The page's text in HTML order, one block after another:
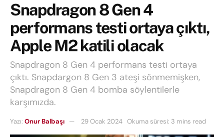
Snapdragon 8 Gen 4
performans testi ortaya çıktı,
Apple M2 katili olacak
Snapdragon 8 Gen 4 performans testi ortaya
çıktı. Snapdargon 8 Gen 3 ateşi sönmemişken,
Snapdragon 8 Gen 4 bomba söylentilerle
karşımızda.
Yazı: Onur Balbaşı 29 Ocak 2024 Okuma süresi: 3 mins read